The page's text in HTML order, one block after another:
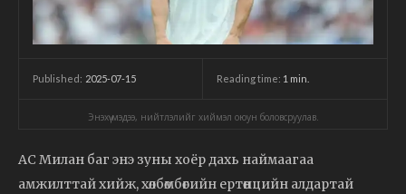
Published: 2025-07-15 Reading time: 1 min.
Энэхүү мэдээ, нийтлэлийг хиймэл оюун боловсруулав.
AC Милан баг энэ зуны хоёр дахь наймаагаа
амжилттай хийж, хөлбөмбөгийн ертөнцийн алдартай